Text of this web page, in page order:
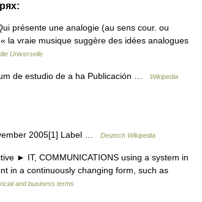
présente une analogie (au sens cour. ou
la vraie musique suggère des idées analogues
Universelle
de estudio de a ha Publicación …
Wikipedia
2005[1] Label … Deutsch Wikipedia
► IT, COMMUNICATIONS using a system in
in a continuously changing form, such as
and business terms